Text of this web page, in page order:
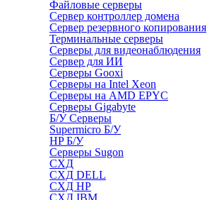
Файловые серверы
Сервер контроллер домена
Сервер резервного копирования
Терминальные серверы
Серверы для видеонаблюдения
Сервер для ИИ
Серверы Gooxi
Серверы на Intel Xeon
Серверы на AMD EPYC
Серверы Gigabyte
Б/У Серверы
Supermicro Б/У
HP Б/У
Серверы Sugon
СХД
СХД DELL
СХД HP
СХД IBM